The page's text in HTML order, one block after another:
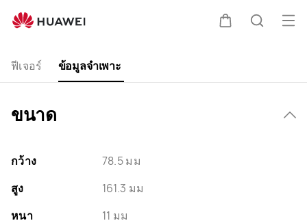
Mate
Specification
เปิด
ฟีเจอร์
ข้อมูลจำเพาะ
ขนาด
กว้าง
78.5 มม
สูง
161.3 มม
หนา
11 มม